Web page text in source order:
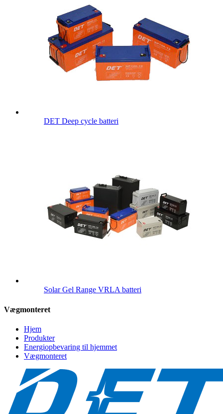
DET Deep cycle batteri
Solar Gel Range VRLA batteri
Vægmonteret
Hjem
Produkter
Energiopbevaring til hjemmet
Vægmonteret